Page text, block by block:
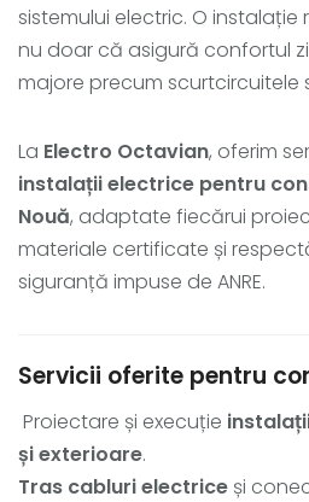
sistemului electric. O
nu doar că asigură confortul
majore precum scurtcircuitele
La Electro Octavian, oferim
instalații electrice pentru
Nouă, adaptate fiecărui
materiale certificate și
siguranță impuse de ANRE.
Servicii oferite pentru
Proiectare și execuție
și exterioare.
Tras cabluri electrice și